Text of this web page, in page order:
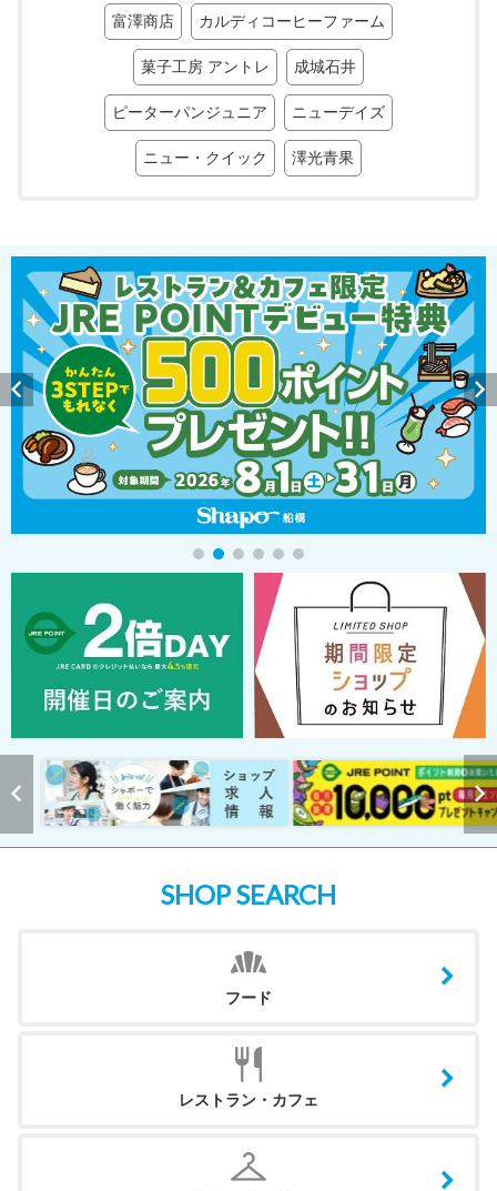
富澤商店 カルディコーヒーファーム
菓子工房 アントレ 成城石井
ピーターパンジュニア ニューデイズ
ニュー・クイック 澤光青果
SHOP SEARCH
フード
レストラン・カフェ